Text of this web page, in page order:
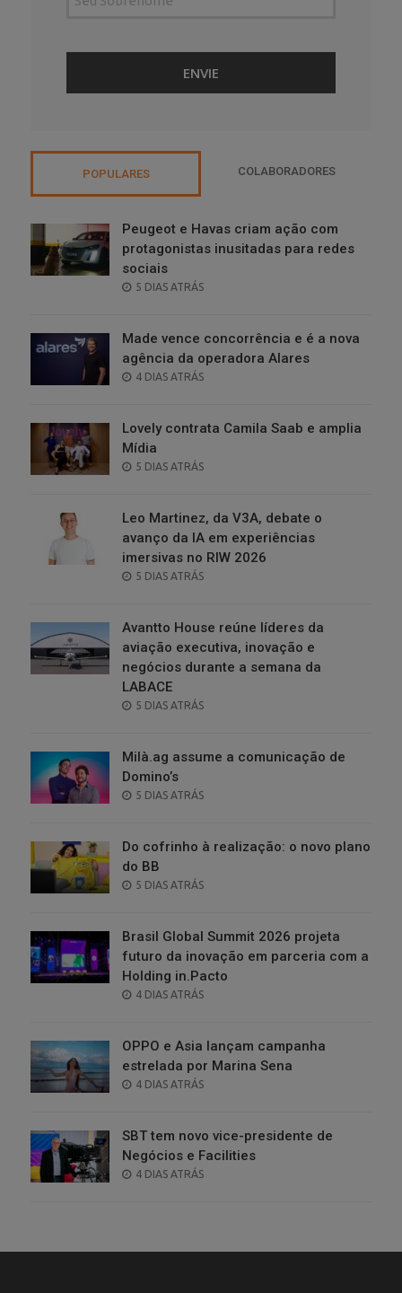
POPULARES COLABORADORES
Peugeot e Havas criam ação com
protagonistas inusitadas para redes
sociais
POSTED
5 DIAS ATRÁS
Made vence concorrência e é a nova
agência da operadora Alares
POSTED
4 DIAS ATRÁS
Lovely contrata Camila Saab e amplia
Mídia
POSTED
5 DIAS ATRÁS
Leo Martinez, da V3A, debate o
avanço da IA em experiências
imersivas no RIW 2026
POSTED
5 DIAS ATRÁS
Avantto House reúne líderes da
aviação executiva, inovação e
negócios durante a semana da
LABACE
POSTED
5 DIAS ATRÁS
Milà.ag assume a comunicação de
Domino’s
POSTED
5 DIAS ATRÁS
Do cofrinho à realização: o novo plano
do BB
POSTED
5 DIAS ATRÁS
Brasil Global Summit 2026 projeta
futuro da inovação em parceria com a
Holding in.Pacto
POSTED
4 DIAS ATRÁS
OPPO e Asia lançam campanha
estrelada por Marina Sena
POSTED
4 DIAS ATRÁS
SBT tem novo vice-presidente de
Negócios e Facilities
POSTED
4 DIAS ATRÁS